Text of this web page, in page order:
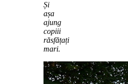
Și
așa
ajung
copiii
răsfățați
mari.